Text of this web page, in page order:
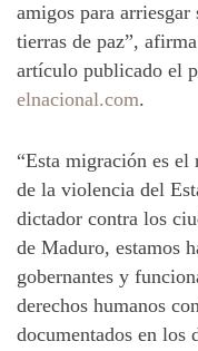
amigos para
tierras de paz”,
artículo publicado el
elnacional.com.
“Esta migración es
de la violencia del
dictador contra los
de Maduro, estamos
gobernantes y
derechos humanos
documentados en los